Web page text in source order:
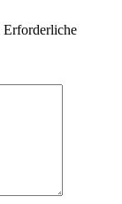
Erforderliche